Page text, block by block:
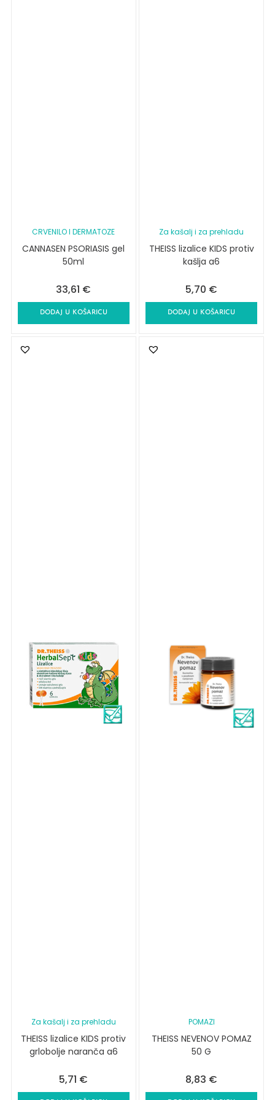
CRVENILO I DERMATOZE
CANNASEN PSORIASIS gel
50ml
33,61 €
DODAJ U KOŠARICU
Za kašalj i za prehladu
THEISS lizalice KIDS protiv
kašlja a6
5,70 €
DODAJ U KOŠARICU
Za kašalj i za prehladu
THEISS lizalice KIDS protiv
grlobolje naranča a6
5,71 €
POMAZI
THEISS NEVENOV POMAZ
50 G
8,83 €